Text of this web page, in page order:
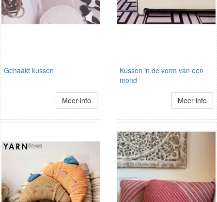
Gehaakt kussen
Meer info
Kussen in de vorm van een
mond
Meer info